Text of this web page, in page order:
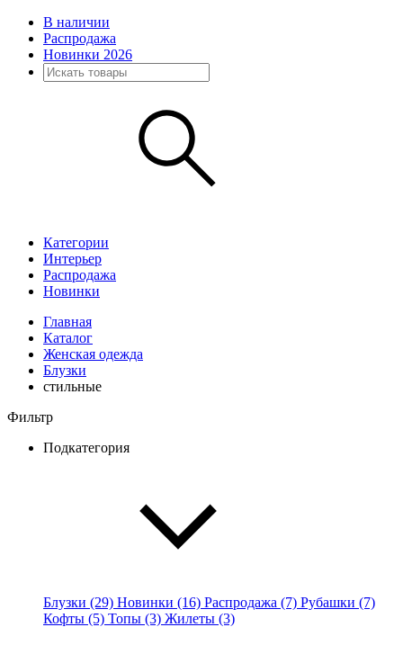
В наличии
Распродажа
Новинки 2026
Категории
Интерьер
Распродажа
Новинки
Главная
Каталог
Женская одежда
Блузки
стильные
Фильтр
Подкатегория
Блузки (29) Новинки (16) Распродажа (7) Рубашки (7)
Кофты (5) Топы (3) Жилеты (3)